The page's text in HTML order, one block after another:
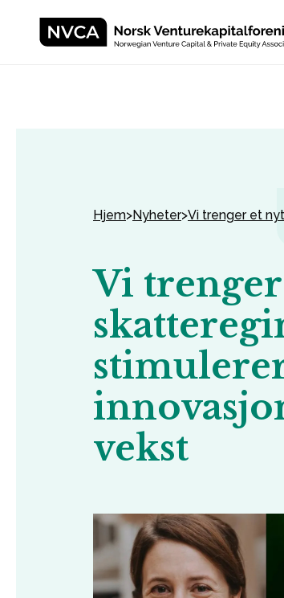
Hjem>Nyheter>Vi trenger et
Vi
vekst